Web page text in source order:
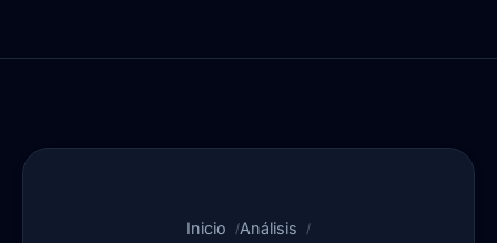
Inicio
Análisis